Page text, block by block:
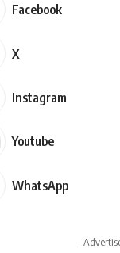
Facebook
X
Instagram
Youtube
WhatsApp
-